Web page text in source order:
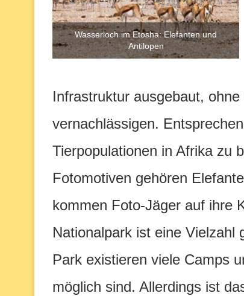
Wasserloch im Etosha: Elefanten und
Antilopen
Infrastruktur ausgebaut,
vernachlässigen.
Tierpopulationen in Afrika zu
Fotomotiven gehören
kommen Foto-Jäger auf ihre
Nationalpark ist eine Vielzahl
Park existieren viele Camps
möglich sind. Allerdings ist